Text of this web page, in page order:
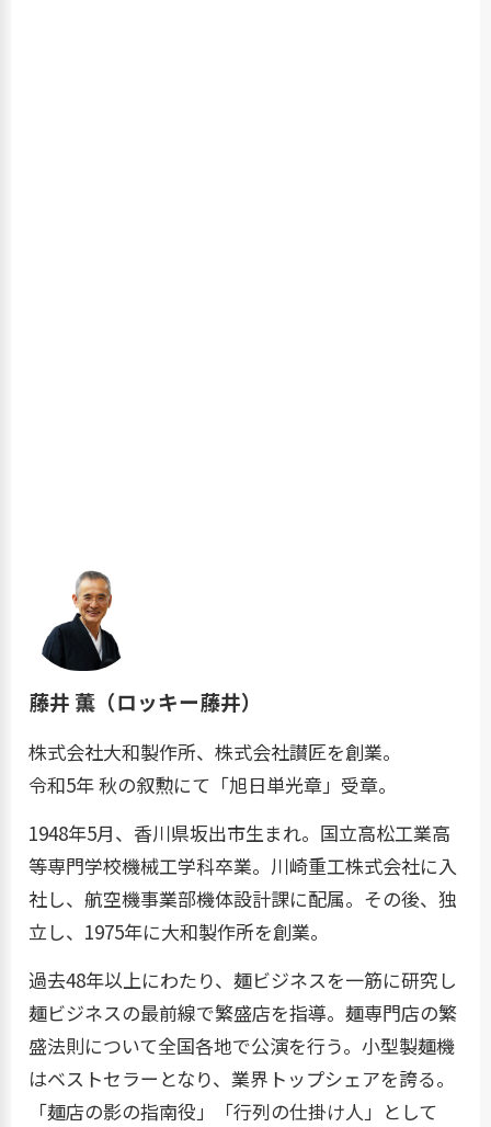
藤井 薫（ロッキー藤井）
株式会社大和製作所、株式会社讃匠を創業。
令和5年 秋の叙勲にて「旭日単光章」受章。
1948年5月、香川県坂出市生まれ。国立高松工業高
等専門学校機械工学科卒業。川崎重工株式会社に入
社し、航空機事業部機体設計課に配属。その後、独
立し、1975年に大和製作所を創業。
過去48年以上にわたり、麺ビジネスを一筋に研究し
麺ビジネスの最前線で繁盛店を指導。麺専門店の繁
盛法則について全国各地で公演を行う。小型製麺機
はベストセラーとなり、業界トップシェアを誇る。
「麺店の影の指南役」「行列の仕掛け人」として